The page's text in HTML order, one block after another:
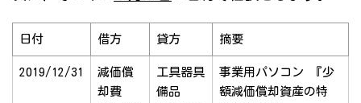
日付 借方 貸方 摘要
2019/12/31
減価償
却費
工具器具
備品
事業用パソコン 『少
額減価償却資産の特